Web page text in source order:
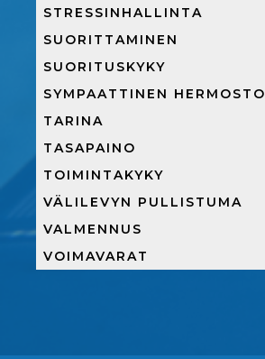
STRESSINHALLINTA
SUORITTAMINEN
SUORITUSKYKY
SYMPAATTINEN HERMOSTO
TARINA
TASAPAINO
TOIMINTAKYKY
VÄLILEVYN PULLISTUMA
VALMENNUS
VOIMAVARAT